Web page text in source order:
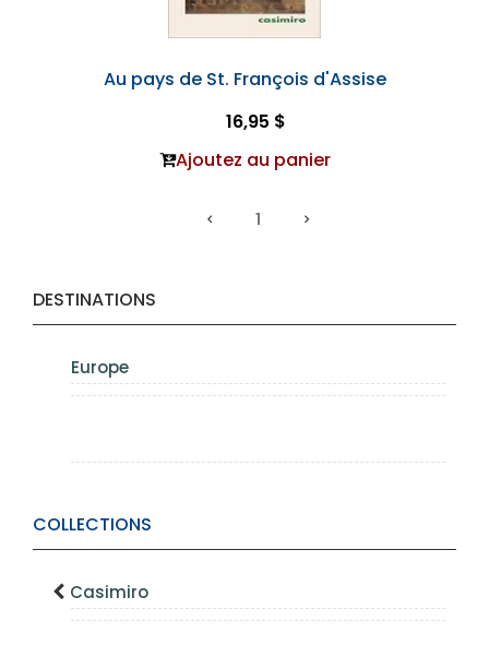
DESTINATIONS
Europe
COLLECTIONS
Casimiro
Au pays de St. François d'Assise
16,95 $
Ajoutez au panier
1